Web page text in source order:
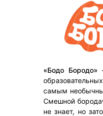
«Бодо Бородо»
самым
Смешной
не знает, но